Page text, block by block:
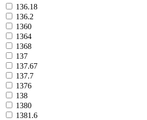
136.18
136.2
1360
1364
1368
137
137.67
137.7
1376
138
1380
1381.6